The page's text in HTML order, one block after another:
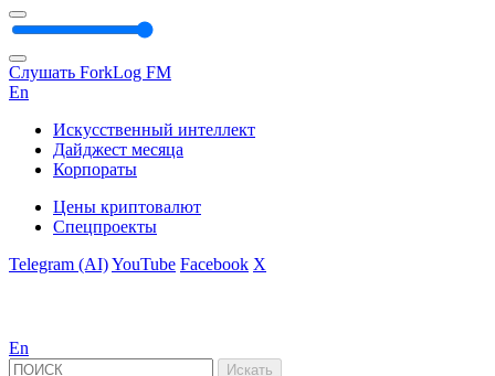
Слушать ForkLog FM
En
Искусственный интеллект
Дайджест месяца
Корпораты
Цены криптовалют
Спецпроекты
Telegram (AI)YouTube Facebook X
En